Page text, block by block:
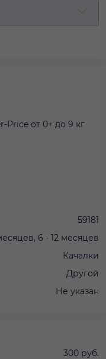
Price от 0+ до 9 кг
59181
6 - 12 месяцев
Качалки
Другой
Не указан
300 руб.